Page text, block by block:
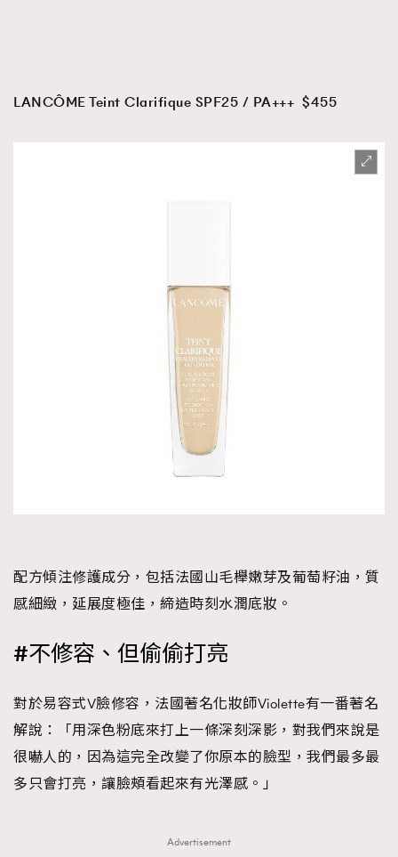
LANCÔME Teint Clarifique SPF25 / PA+++ $455
配方傾注修護成分，包括法國山毛櫸嫩芽及葡萄籽油，質
感細緻，延展度極佳，締造時刻水潤底妝。
#不修容、但偷偷打亮
對於易容式V臉修容，法國著名化妝師Violette有一番著名
解說：「用深色粉底來打上一條深刻深影，對我們來說是
很嚇人的，因為這完全改變了你原本的臉型，我們最多最
多只會打亮，讓臉頰看起來有光澤感。」
Advertisement